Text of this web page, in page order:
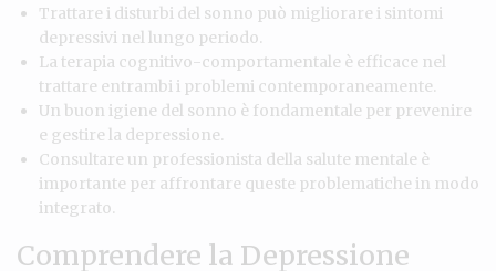
Trattare i disturbi del sonno può migliorare i sintomi
depressivi nel lungo periodo.
La terapia cognitivo-comportamentale è efficace nel
trattare entrambi i problemi contemporaneamente.
Un buon igiene del sonno è fondamentale per prevenire
e gestire la depressione.
Consultare un professionista della salute mentale è
importante per affrontare queste problematiche in modo
integrato.
Comprendere la Depressione